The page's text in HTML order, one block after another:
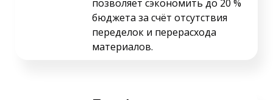
позволяет сэкономить до 20 %
бюджета за счёт отсутствия
переделок и перерасхода
материалов.